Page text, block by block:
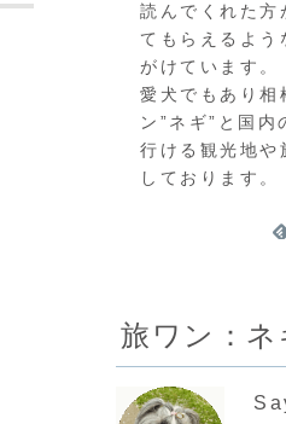
読んでくれた方
てもらえるよう
がけています。
愛犬でもあり相
ン”ネギ”と国内
行ける観光地や
しております。
旅ワン：ネ